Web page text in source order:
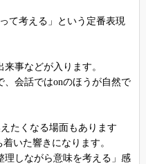
て考える」という定番表現
事などが入ります。
、会話ではonのほうが自然で
たくなる場面もあります
いた響きになります。
理しながら意味を考える」感